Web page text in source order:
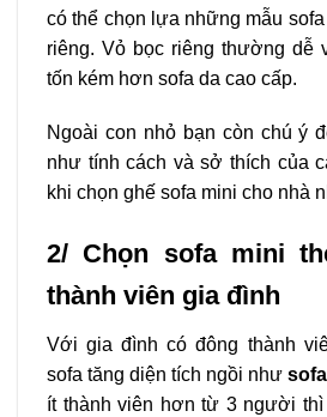
có thể chọn lựa những mẫu
riêng. Vỏ bọc riêng thường dễ
tốn kém hơn sofa da cao cấp.
Ngoài con nhỏ bạn còn chú ý
như tính cách và sở thích của
khi chọn ghế sofa mini cho nhà
2/ Chọn sofa mini
thành viên gia đình
Với gia đình có đông thành
sofa tăng diện tích ngồi như
ít thành viên hơn từ 3 người